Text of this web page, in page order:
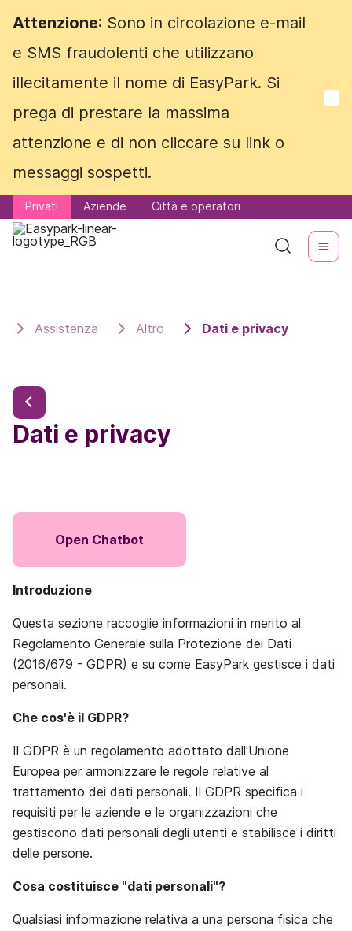
Attenzione: Sono in circolazione e-mail
e SMS fraudolenti che utilizzano
illecitamente il nome di EasyPark. Si
prega di prestare la massima
attenzione e di non cliccare su link o
messaggi sospetti.
Privati Aziende Città e operatori
Attenzione: Sono in circolazione e-mail
e SMS fraudolenti che utilizzano
illecitamente il nome di EasyPark. Si
prega di prestare la massima
attenzione e di non cliccare su link o
messaggi sospetti.
Privati Aziende Città e operatori
Assistenza Altro Dati e privacy
Dati e privacy
Open Chatbot
Introduzione
Questa sezione raccoglie informazioni in merito al
Regolamento Generale sulla Protezione dei Dati
(2016/679 - GDPR) e su come EasyPark gestisce i dati
personali.
Che cos'è il GDPR?
Il GDPR è un regolamento adottato dall'Unione
Europea per armonizzare le regole relative al
trattamento dei dati personali. Il GDPR specifica i
requisiti per le aziende e le organizzazioni che
gestiscono dati personali degli utenti e stabilisce i diritti
delle persone.
Cosa costituisce "dati personali"?
Qualsiasi informazione relativa a una persona fisica che